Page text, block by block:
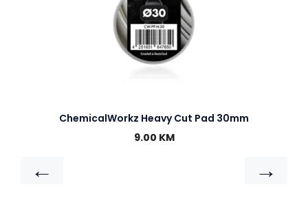
ChemicalWorkz Heavy Cut Pad 30mm
9.00 KM
← →